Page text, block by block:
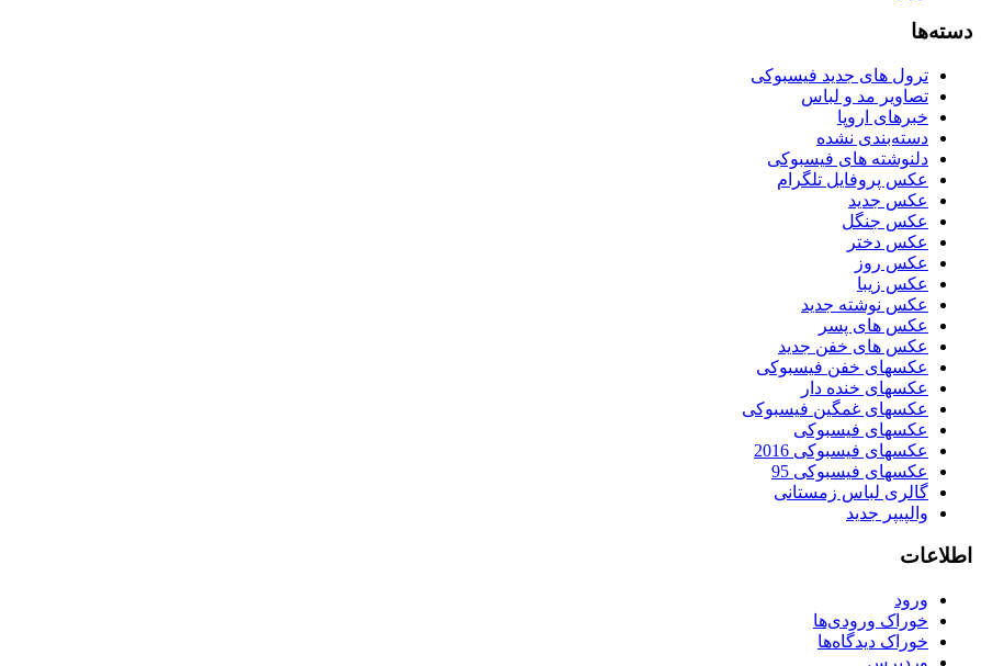
دسته‌ها
ترول های جدید فیسبوکی
تصاویر مد و لباس
خبرهای اروپا
دسته‌بندی نشده
دلنوشته های فیسبوکی
عکس پروفایل تلگرام
عکس جدید
عکس جنگل
عکس دختر
عکس روز
عکس زیبا
عکس نوشته جدید
عکس های پسر
عکس های خفن جدید
عکسهای خفن فیسبوکی
عکسهای خنده دار
عکسهای غمگین فیسبوکی
عکسهای فیسبوکی
عکسهای فیسبوکی 2016
عکسهای فیسبوکی 95
گالری لباس زمستانی
والپیپر جدید
اطلاعات
ورود
خوراک ورودی‌ها
خوراک دیدگاه‌ها
وردپرس